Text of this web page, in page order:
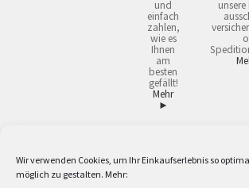
Wir verwenden Cookies, um Ihr Einkaufserlebnis so
möglich zu gestalten. Mehr:
und
einfach
zahlen,
wie es
Ihnen
am
besten
gefällt!
Mehr
►
2 Lieferzeiten gelten mit Express-24.